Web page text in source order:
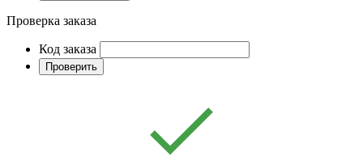
Проверка заказа
Код заказа
Проверить